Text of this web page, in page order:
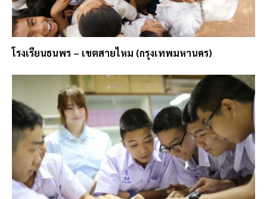
โรงเรียนธนพร – เขตสายไหม (กรุงเทพมหานคร)